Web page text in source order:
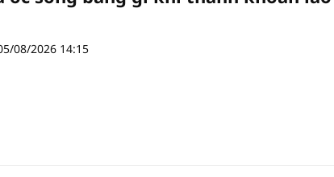
08/2026 14:15